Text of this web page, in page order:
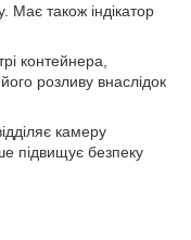
Має також індікатор
контейнера,
розливу внаслідок
камеру
підвищує безпеку